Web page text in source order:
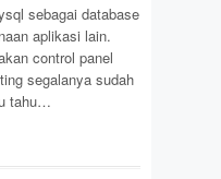
sebagai database
aplikasi lain.
control panel
segalanya sudah
tahu…